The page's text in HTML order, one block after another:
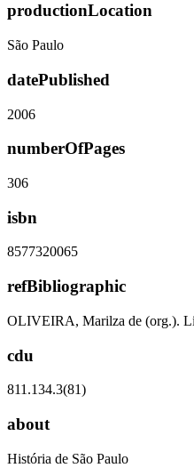
productionLocation
São Paulo
datePublished
2006
numberOfPages
306
isbn
8577320065
refBibliographic
OLIVEIRA, Marilza de (org.).
cdu
811.134.3(81)
about
História de São Paulo